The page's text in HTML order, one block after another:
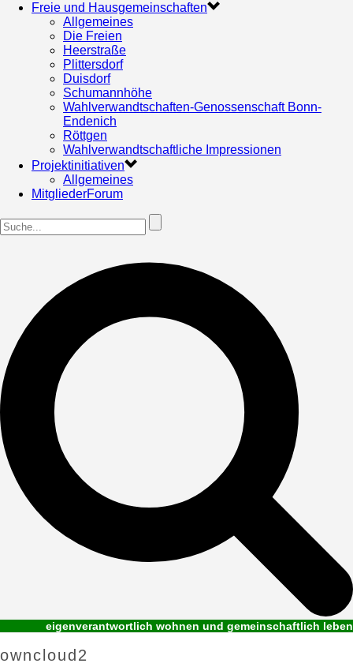
Freie und Hausgemeinschaften
Allgemeines
Die Freien
Heerstraße
Plittersdorf
Duisdorf
Schumannhöhe
Wahlverwandtschaften-Genossenschaft Bonn-
Endenich
Röttgen
Wahlverwandtschaftliche Impressionen
Projektinitiativen
Allgemeines
MitgliederForum
eigenverantwortlich wohnen und gemeinschaftlich leben
owncloud2